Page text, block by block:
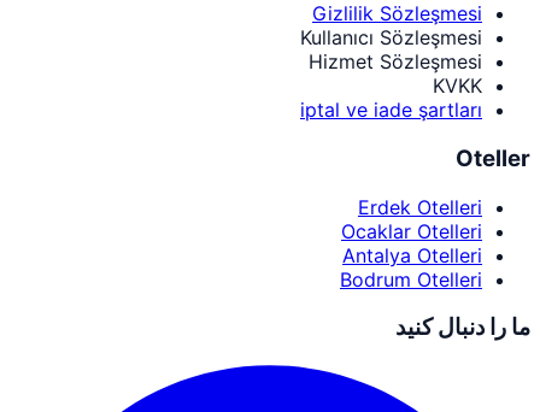
Gizlilik Sözleşmesi
Kullanıcı Sözleşmesi
Hizmet Sözleşmesi
KVKK
iptal ve iade şartları
Oteller
Erdek Otelleri
Ocaklar Otelleri
Antalya Otelleri
Bodrum Otelleri
ما را دنبال کنید